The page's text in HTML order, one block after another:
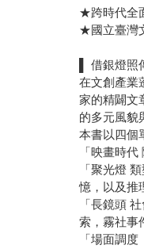
★跨時代全
★國立臺灣
▌ 借銀燈
在文創產業
家的精闢文
的多元風貌
本書以四個
「映畫時
「聚光燈
憶，以及推
「長鏡頭
索，霧社事
「場面調